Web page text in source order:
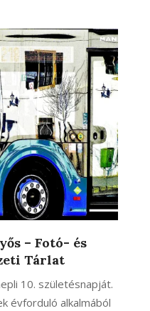
– Fotó- és
Tárlat
10. születésnapját.
évforduló alkalmából